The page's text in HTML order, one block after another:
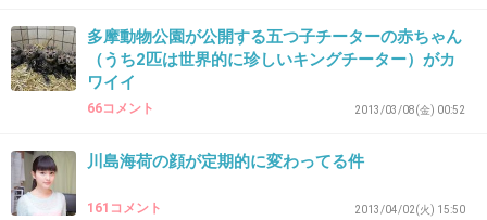
girlschannel.net
唐沢寿明、史上最強の大泥棒役に挑戦！和製「オーシャンズ11」が4月から
スタート 唐沢大泥棒！超豪華和製「オーシャンズ１１」 (1/2ページ) - 芸能
社会 - SANSPO.COM（サンスポ）俳優、唐沢寿明（４９）が、４月スター
トのＴＢＳ系主演ドラマ「ＴＡＫＥ ＦＩＶＥ」...
+4
多摩動物公園が公開する五つ子チーターの赤ちゃん
（うち2匹は世界的に珍しいキングチーター）がカ
ワイイ
66コメント 2013/03/08(金) 00:52
川島海荷の顔が定期的に変わってる件
161コメント 2013/04/02(火) 15:50